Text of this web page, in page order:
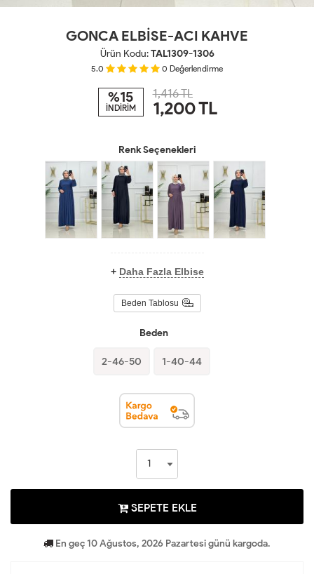
GONCA ELBİSE-ACI KAHVE
Ürün Kodu:TAL1309-1306
5.0 0 Değerlendirme
%15
İNDİRİM
1,416 TL
1,200TL
Renk Seçenekleri
+ Daha Fazla Elbise
Beden Tablosu
Beden
2-46-50 1-40-44
SEPETE EKLE
En geç 10 Ağustos, 2026 Pazartesi günü kargoda.